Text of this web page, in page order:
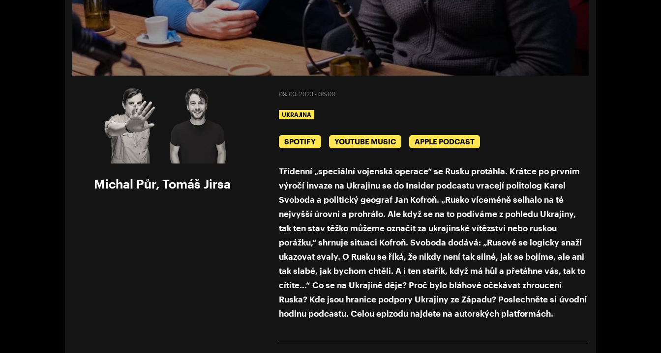
Michal Půr, Tomáš Jirsa
09. 03. 2023 • 06:00
UKRAJINA
SPOTIFY YOUTUBE MUSIC APPLE PODCAST
Třídenní „speciální vojenská operace“ se Rusku protáhla. Krátce po prvním
výročí invaze na Ukrajinu se do Insider podcastu vracejí politolog Karel
Svoboda a politický geograf Jan Kofroň. „Rusko víceméně selhalo na té
nejvyšší úrovni a prohrálo. Ale když se na to podíváme z pohledu Ukrajiny,
tak ten stav těžko můžeme označit za ukrajinské vítězství nebo ruskou
porážku,“ shrnuje situaci Kofroň. Svoboda dodává: „Rusové se logicky snaží
ukazovat svaly. O Rusku se říká, že nikdy není tak silné, jak se bojíme, ale ani
tak slabé, jak bychom chtěli. A i ten stařík, když má hůl a přetáhne vás, tak to
cítíte...“ Co se na Ukrajině děje? Proč bylo bláhové očekávat zhroucení
Ruska? Kde jsou hranice podpory Ukrajiny ze Západu? Poslechněte si úvodní
hodinu podcastu. Celou epizodu najdete na autorských platformách.